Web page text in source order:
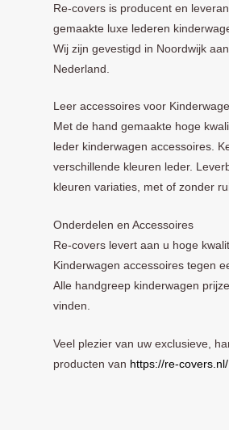
Re-covers is producent en
gemaakte luxe lederen
Wij zijn gevestigd in Noordwijk aan
Nederland.
Leer accessoires voor
Met de hand gemaakte hoge
leder kinderwagen accessoires.
verschillende kleuren leder.
kleuren variaties, met of zonder
Onderdelen en Accessoires
Re-covers levert aan u hoge
Kinderwagen accessoires tegen
Alle handgreep kinderwagen
vinden.
Veel plezier van uw exclusieve,
producten van https://re-covers.nl/